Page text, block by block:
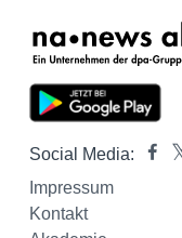
Social Media:
Impressum
Kontakt